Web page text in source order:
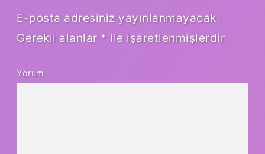
E-posta adresiniz yayınlanmayacak.
Gerekli alanlar * ile işaretlenmişlerdir
Yorum